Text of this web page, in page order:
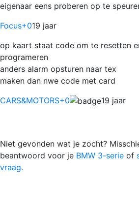
eigenaar eens proberen op te
Focus+019 jaar
op kaart staat code om te resetten
programeren
anders alarm opsturen naar tex
maken dan nwe code met card
CARS&MOTORS+0 19 jaar
Niet gevonden wat je zocht?
beantwoord voor je BMW 3-serie of
vraag.